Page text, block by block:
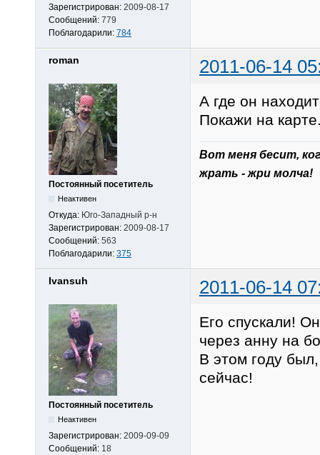
Зарегистрирован: 2009-08-17
Сообщений: 779
Поблагодарили: 784
roman 2011-06-14
Постоянный посетитель
Неактивен
Откуда: Юго-Западный р-н
Зарегистрирован: 2009-08-17
Сообщений: 563
Поблагодарили: 375
А где он
Покажи на
Вот меня беcит,
жрать - жри молча!
Ivansuh 2011-06-14
Постоянный посетитель
Неактивен
Зарегистрирован: 2009-09-09
Сообщений: 18
Его спускали!
через анну на
В этом году
сейчас!